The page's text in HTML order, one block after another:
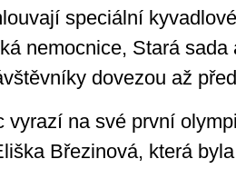
speciální
nemocnice, Stará sada
dovezou až
vyrazí na své první
Březinová, která